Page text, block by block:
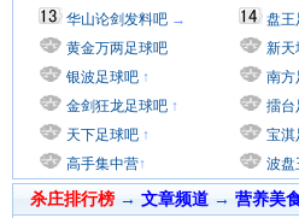
华山论剑发料吧 →
黄金万两足球吧
银波足球吧 ↑
金剑狂龙足球吧 ↑
天下足球吧 ↑
高手集中营↑
盘王
新天
南方
擂台
宝淇
波盘
杀庄排行榜 → 文章频道→ 营养美